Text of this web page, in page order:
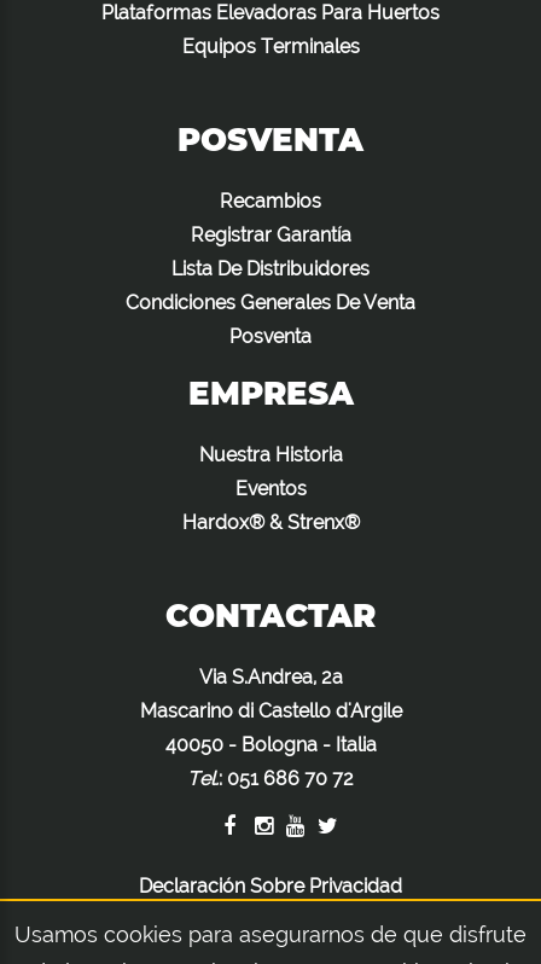
Plataformas Elevadoras Para Huertos
Equipos Terminales
POSVENTA
Recambios
Registrar Garantía
Lista De Distribuidores
Condiciones Generales De Venta
Posventa
EMPRESA
Nuestra Historia
Eventos
Hardox® & Strenx®
CONTACTAR
Via S.Andrea, 2a
Mascarino di Castello d'Argile
40050 - Bologna - Italia
Tel.: 051 686 70 72
Declaración Sobre Privacidad
Declaración Sobre Cookies
Advertencias Legales
Usamos cookies para asegurarnos de que disfrute